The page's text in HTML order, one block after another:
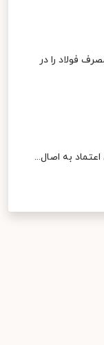
فولاد را در
به اصال...